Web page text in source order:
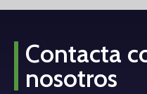
Contacta
nosotros